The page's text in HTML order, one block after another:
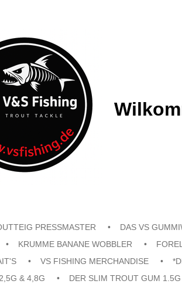
PRESSMASTER DAS VS
KRUMME BANANE WOBBLER
VS FISHING MERCHANDISE
& 4,8G
DER SLIM TROUT GUM 1.5G